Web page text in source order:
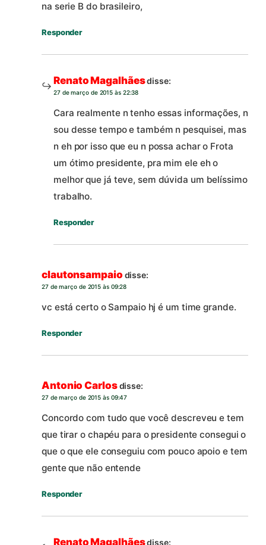
na serie B do brasileiro,
Responder
Renato Magalhãesdisse:
27 de março de 2015 às 22:38
Cara realmente n tenho essas informações, n
sou desse tempo e também n pesquisei, mas
n eh por isso que eu n possa achar o Frota
um ótimo presidente, pra mim ele eh o
melhor que já teve, sem dúvida um belíssimo
trabalho.
Responder
clautonsampaio disse:
27 de março de 2015 às 09:28
vc está certo o Sampaio hj é um time grande.
Responder
Antonio Carlosdisse:
27 de março de 2015 às 09:47
Concordo com tudo que você descreveu e tem
que tirar o chapéu para o presidente consegui o
que o que ele conseguiu com pouco apoio e tem
gente que não entende
Responder
Renato Magalhãesdisse: